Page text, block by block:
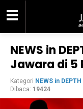
NEWS in
Jawara di 5
Kategori NEWS in DEPTH
Dibaca: 19424